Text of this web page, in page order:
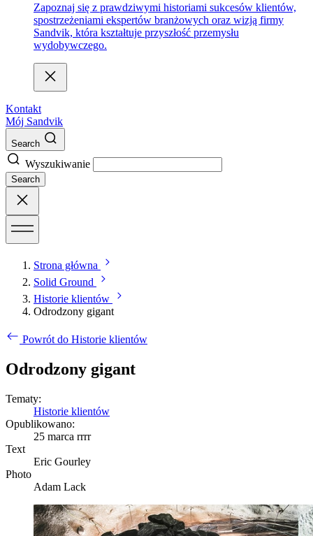
Zapoznaj się z prawdziwymi historiami sukcesów klientów,
spostrzeżeniami ekspertów branżowych oraz wizją firmy
Sandvik, która kształtuje przyszłość przemysłu
wydobywczego.
Kontakt
Mój Sandvik
Search
Wyszukiwanie
Search
Strona główna
Solid Ground
Historie klientów
Odrodzony gigant
Powrót do Historie klientów
Odrodzony gigant
Tematy:
Historie klientów
Opublikowano:
25 marca rrrr
Text
Eric Gourley
Photo
Adam Lack